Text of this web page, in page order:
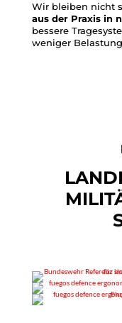
Wir bleiben nicht
aus der Praxis in
bessere
weniger